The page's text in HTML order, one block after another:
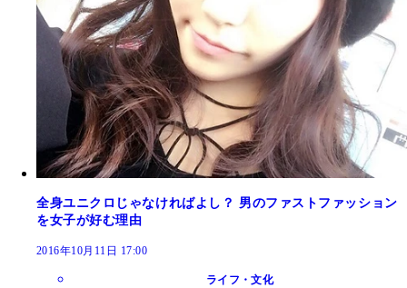
全身ユニクロじゃなければよし？ 男のファストファッション
を女子が好む理由
2016年10月11日 17:00
ライフ・文化